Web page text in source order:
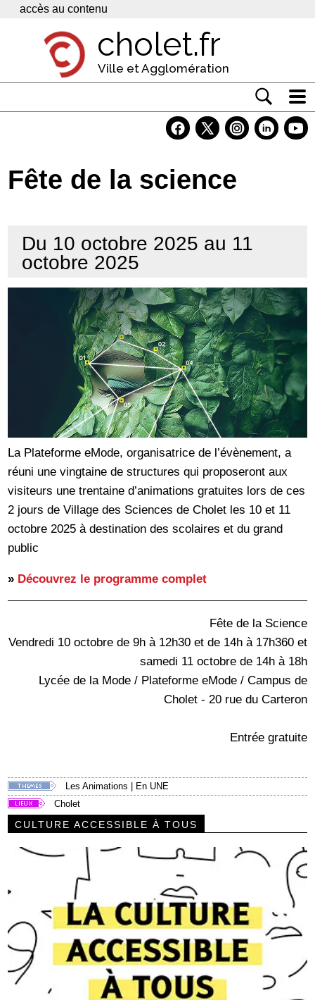
Panneau de gestion des cookies
accès au contenu
cholet.fr
Ville et Agglomération
Economie
Contacts
Fête de la science
Du 10 octobre 2025 au 11
octobre 2025
La Plateforme eMode, organisatrice de l’évènement, a
réuni une vingtaine de structures qui proposeront aux
visiteurs une trentaine d’animations gratuites lors de ces
2 jours de Village des Sciences de Cholet les 10 et 11
octobre 2025 à destination des scolaires et du grand
public
» Découvrez le programme complet
Fête de la Science
Vendredi 10 octobre de 9h à 12h30 et de 14h à 17h360 et
samedi 11 octobre de 14h à 18h
Lycée de la Mode / Plateforme eMode / Campus de
Cholet - 20 rue du Carteron
Entrée gratuite
Les Animations | En UNE
Cholet
CULTURE ACCESSIBLE À TOUS